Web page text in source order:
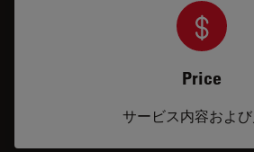
Price
サービス内容およ